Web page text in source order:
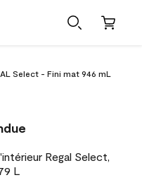
Select - Fini mat 946 mL